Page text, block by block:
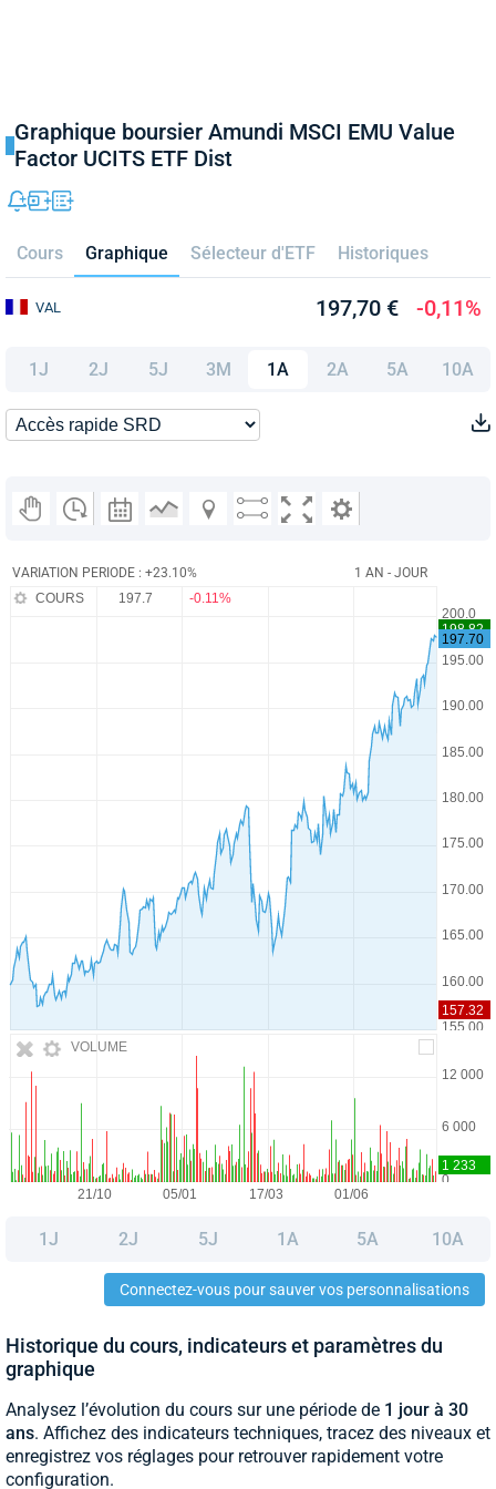
Graphique boursier Amundi MSCI EMU Value
Factor UCITS ETF Dist
Cours Graphique Sélecteur d'ETF Historiques
VAL 197,70 € -0,11%
1J 2J 5J 3M 1A 2A 5A 10A
VARIATION PERIODE : +23.10% 1 AN - JOUR
VOLUME
COURS 197.7 -0.11%
1J 2J 5J 1A 5A 10A
Connectez-vous pour sauver vos personnalisations
Historique du cours, indicateurs et paramètres du
graphique
Analysez l’évolution du cours sur une période de 1 jour à 30
ans. Affichez des indicateurs techniques, tracez des niveaux et
enregistrez vos réglages pour retrouver rapidement votre
configuration.